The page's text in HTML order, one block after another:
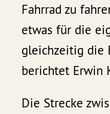
Fahrrad zu
etwas für die
gleichzeitig die
berichtet Erwin
Die Strecke